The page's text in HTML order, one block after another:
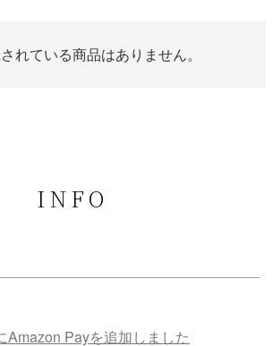
れている商品はありません。
INFO
Amazon Payを追加しました